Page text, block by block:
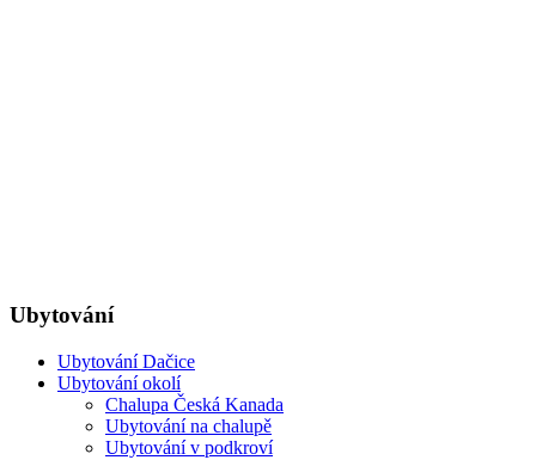
Ubytování
Ubytování Dačice
Ubytování okolí
Chalupa Česká Kanada
Ubytování na chalupě
Ubytování v podkroví